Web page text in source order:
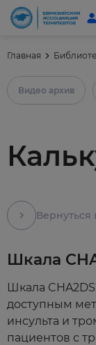
Главная
Видео архив
Вернуться
Шкала
Шкала
доступным
инсульта и
пациентов с